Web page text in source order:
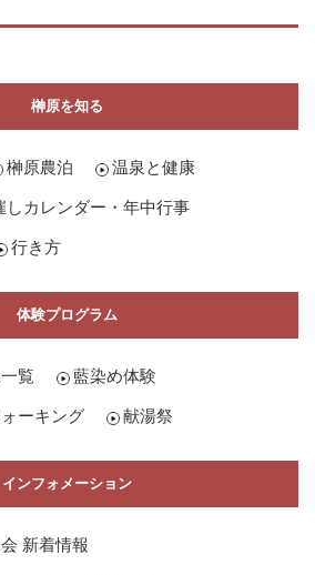
榊原を知る
榊原農泊 温泉と健康
しカレンダー・年中行事
行き方
体験プログラム
覧 藍染め体験
ーキング 献湯祭
インフォメーション
新着情報